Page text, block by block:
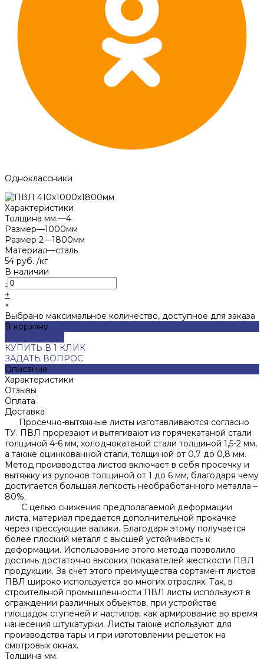
Одноклассники
Характеристики
Толщина мм.—4
Размер—1000мм
Размер 2—1800мм
Материал—сталь
54 руб. /кг
В наличии
-
+
×
Выбрано максимальное количество, доступное для заказа
В корзину
КУПИТЬ В 1 КЛИК
ЗАДАТЬ ВОПРОС
Описание
Характеристики
Отзывы
Оплата
Доставка
Просечно-вытяжные листы изготавливаются согласно
ТУ. ПВЛ прорезают и вытягивают из горячекатаной стали
толщиной 4-6 мм, холоднокатаной стали толщиной 1,5-2 мм,
а также оцинкованной стали, толщиной от 0,7 до 0,8 мм.
Метод производства листов включает в себя просечку и
вытяжку из рулонов толщиной от 1 до 6 мм, благодаря чему
достигается большая легкость необработанного металла –
80%.
С целью снижения предполагаемой деформации
листа, материал предается дополнительной прокачке
через прессующие валики. Благодаря этому получается
более плоский металл с высшей устойчивость к
деформации. Использование этого метода позволило
достичь достаточно высоких показателей жесткости ПВЛ
продукции. За счет этого преимущества сортамент листов
ПВЛ широко используется во многих отраслях. Так, в
строительной промышленности ПВЛ листы используют в
ограждении различных объектов, при устройстве
площадок ступеней и настилов, как армирование во время
нанесения штукатурки. Листы также используют для
производства тары и при изготовлении решеток на
смотровых окнах.
Толщина мм.